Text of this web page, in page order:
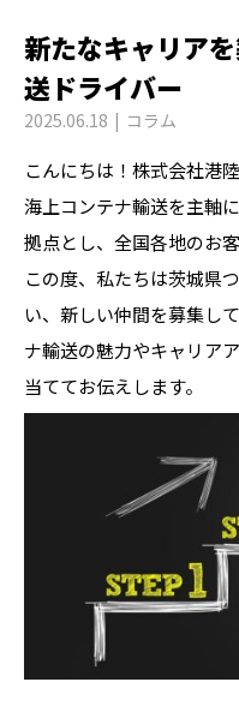
新たなキャリア
送ドライバー
2025.06.18 コラム
こんにちは！株式会社港
海上コンテナ輸送を主軸
拠点とし、全国各地のお
この度、私たちは茨城県
い、新しい仲間を募集し
ナ輸送の魅力やキャリア
当ててお伝えします。